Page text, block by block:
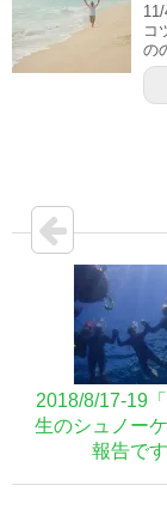
コ
の
2018/8/17-19
生のシュノーケ
報告です